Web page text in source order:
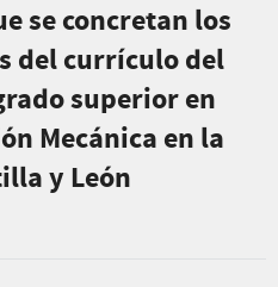
se concretan los
del currículo del
superior en
Mecánica en la
y León